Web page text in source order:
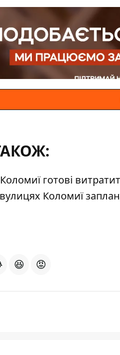
готові
Коломиї
😆 😡